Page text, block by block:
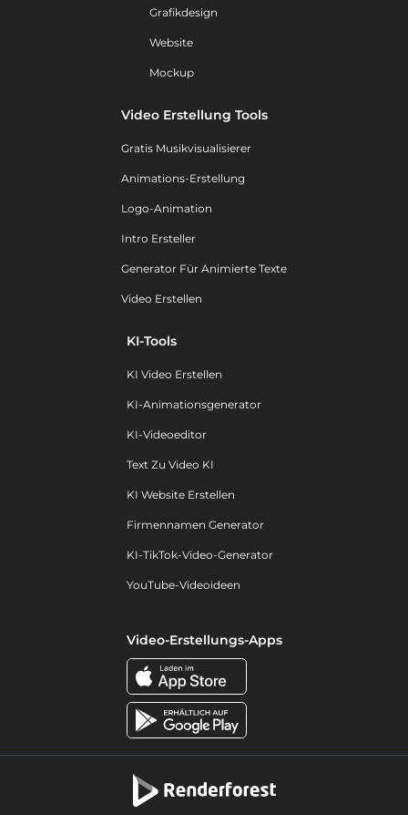
Grafikdesign
Website
Mockup
Video Erstellung Tools
Gratis Musikvisualisierer
Animations-Erstellung
Logo-Animation
Intro Ersteller
Generator Für Animierte Texte
Video Erstellen
KI-Tools
KI Video Erstellen
KI-Animationsgenerator
KI-Videoeditor
Text Zu Video KI
KI Website Erstellen
Firmennamen Generator
KI-TikTok-Video-Generator
YouTube-Videoideen
Video-Erstellungs-Apps